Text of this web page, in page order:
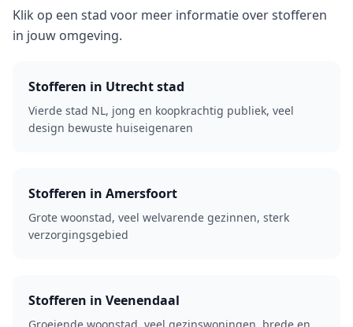
Klik op een stad voor meer informatie over stofferen
in jouw omgeving.
Stofferen in Utrecht stad
Vierde stad NL, jong en koopkrachtig publiek, veel
design bewuste huiseigenaren
Stofferen in Amersfoort
Grote woonstad, veel welvarende gezinnen, sterk
verzorgingsgebied
Stofferen in Veenendaal